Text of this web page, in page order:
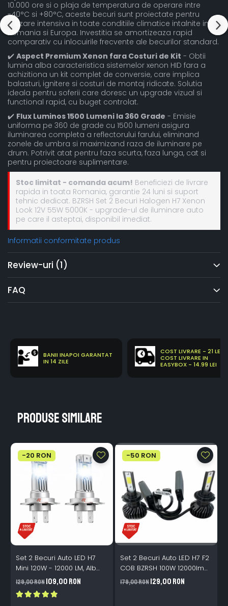
10.000 ore si o plaja de temperatura de operare intre
-40°C si +80°C, aceste becuri sunt proiectate pentru
utilizare intensiva in toate conditiile climatice intalnite in
Romania si Europa. Investitia se amortizeaza rapid
comparativ cu inlocuirile frecvente ale becurilor standard.
✔️ Aspect Premium Xenon fara Costuri de Kit - Obtii
lumina alba caracteristica sistemelor xenon HID fara a
achizitiona un kit complet de conversie, care implica
balasturi, ignitere si costuri de montaj ridicate. Solutia
ideala pentru soferii care doresc un upgrade vizual si
functional rapid, cu buget controlat.
✔️ Flux Luminos 1500 Lumeni la 360 Grade - Emisie
uniforma pe 360 de grade cu 1500 lumeni asigura
iluminarea completa a reflectorului farului, eliminand
zonele de umbra si maximizand raza de iluminare pe
drum. Potrivit atat pentru faza scurta, faza lunga, cat si
pentru proiectoare suplimentare.
Stoc limitat - comanda acum! Beneficiezi de livrare
rapida in toata Romania, garantie 24 luni si suport
tehnic dedicat. BZRSH Set 2 Becuri Halogen H7 Xenon
Look 12V 55W 5000K - upgrade-ul de iluminare auto
pe care il asteptai, disponibil imediat.
Informatii conformitate produs
Review-uri (1)
FAQ
BANII INAPOI GARANTAT
IN 14 ZILE
COST LIVRARE - 21 LEI
COST LIVRARE IN
EASYBOX - 14.99 LEI
Produse similare
-20 RON
Set 2 Becuri Auto LED H7
Mini 120W - 12000 LM, Alb
Rece 6500K, Canbus
Integrat + Ventilator Răcire,
Plug & Play, 12-18V
129,00 RON109,00 RON
-50 RON
Set 2 Becuri Auto LED H7 F2
COB BZRSH 100W 12000lm
12V Alb-Rece
179,00 RON129,00 RON